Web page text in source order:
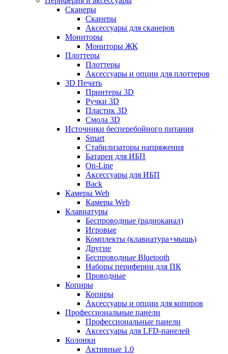
Сканеры
Сканеры
Аксессуары для сканеров
Мониторы
Мониторы ЖК
Плоттеры
Плоттеры
Аксессуары и опции для плоттеров
3D Печать
Принтеры 3D
Ручки 3D
Пластик 3D
Смола 3D
Источники бесперебойного питания
Smart
Стабилизаторы напряжения
Батареи для ИБП
On-Line
Аксессуары для ИБП
Back
Камеры Web
Камеры Web
Клавиатуры
Беспроводные (радиоканал)
Игровые
Комплекты (клавиатура+мышь)
Другие
Беспроводные Bluetooth
Наборы периферии для ПК
Проводные
Копиры
Копиры
Аксессуары и опции для копиров
Профессиональные панели
Профессиональные панели
Аксессуары для LFD-панелей
Колонки
Активные 1.0